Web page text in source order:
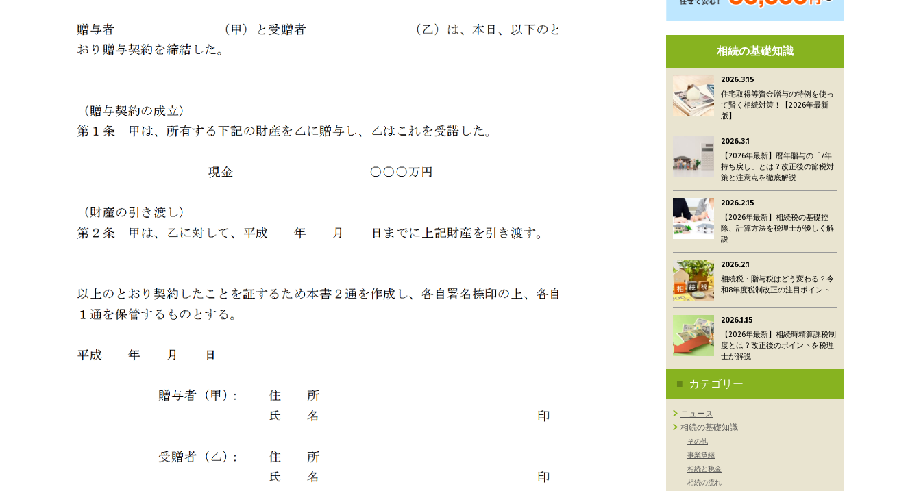
相続の基礎知識
2026.3.15
住宅取得等資金贈与の特例を使っ
て賢く相続対策！【2026年最新
版】
2026.3.1
【2026年最新】暦年贈与の「7年
持ち戻し」とは？改正後の節税対
策と注意点を徹底解説
2026.2.15
【2026年最新】相続税の基礎控
除、計算方法を税理士が優しく解
説
2026.2.1
相続税・贈与税はどう変わる？令
和8年度税制改正の注目ポイント
2026.1.15
【2026年最新】相続時精算課税制
度とは？改正後のポイントを税理
士が解説
カテゴリー
ニュース
相続の基礎知識
その他
事業承継
相続と税金
相続の流れ